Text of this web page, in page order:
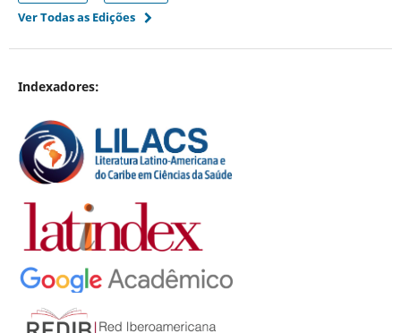
Ver Todas as Edições
Indexadores: